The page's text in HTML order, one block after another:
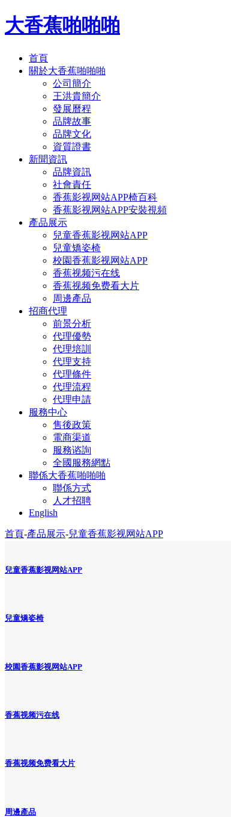
大香蕉啪啪啪
首頁
關於大香蕉啪啪啪
公司簡介
王洪貴簡介
發展曆程
品牌故事
品牌文化
資質證書
新聞資訊
品牌資訊
社會責任
香蕉影视网站APP椅百科
香蕉影视网站APP安裝視頻
產品展示
兒童香蕉影视网站APP
兒童矯姿椅
校園香蕉影视网站APP
香蕉视频污在线
香蕉视频免费看大片
周邊產品
招商代理
前景分析
代理優勢
代理培訓
代理支持
代理條件
代理流程
代理申請
服務中心
售後政策
電商渠道
服務谘詢
全國服務網點
聯係大香蕉啪啪啪
聯係方式
人才招聘
English
首頁-產品展示-兒童香蕉影视网站APP
兒童香蕉影视网站APP
兒童矯姿椅
校園香蕉影视网站APP
香蕉视频污在线
香蕉视频免费看大片
周邊產品